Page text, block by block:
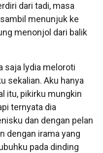
dari tadi, masa
menunjuk ke
menonjol dari balik
saja lydia meloroti
sekalian. Aku hanya
itu, pikirku mungkin
ternyata dia
dan dengan pelan
dengan irama yang
pada dinding